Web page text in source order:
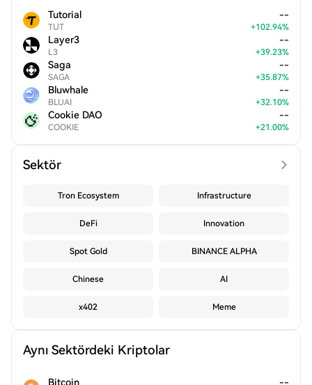
Tutorial
TUT
--
+102.94%
Layer3
L3
--
+39.23%
Saga
SAGA
--
+35.87%
Bluwhale
BLUAI
--
+32.10%
Cookie DAO
COOKIE
--
+21.00%
Sektör
Tron Ecosystem Infrastructure
DeFi Innovation
Spot Gold BINANCE ALPHA
Chinese AI
x402 Meme
Aynı Sektördeki Kriptolar
Bitcoin --